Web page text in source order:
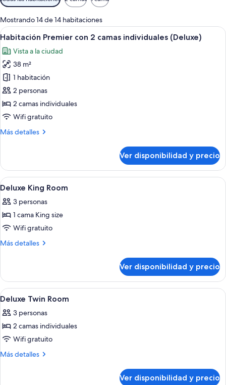
disponibles
para
las
habitaciones
Mostrando 14 de 14 habitaciones
Ver
todas
las
fotos
de
Habitación
Premier
con
camas
Una habitación de hotel con dos
5
Habitación Premier con 2 camas individuales (Deluxe)
Vista a la ciudad
38 m²
1 habitación
2 personas
2 camas individuales
Wifi gratuito
Más detalles
Más
Premier
con
2
individuales
(Deluxe)
Ver disponibilidad y precio
Ver
todas
las
fotos
de
Deluxe
Minibar, caja de seguridad en la
6
Deluxe King Room
3 personas
1 cama King size
Wifi gratuito
Más detalles
Más
King
Room
Ver disponibilidad y precio
Ver
todas
las
fotos
de
Deluxe
Minibar, caja de seguridad en la
4
Deluxe Twin Room
3 personas
2 camas individuales
Wifi gratuito
Más detalles
Más
Ver disponibilidad y precio